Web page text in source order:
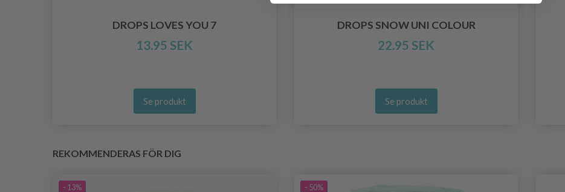
DROPS LOVES YOU 7
13.95 SEK
Se produkt
DROPS SNOW UNI COLOUR
22.95 SEK
Se produkt
REKOMMENDERAS FÖR DIG
- 13% - 50%